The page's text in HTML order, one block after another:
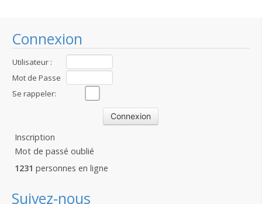
Connexion
Utilisateur :
Mot de Passe
:Se rappeler:
Inscription
Mot de passé oublié
1231 personnes en ligne
Suivez-nous